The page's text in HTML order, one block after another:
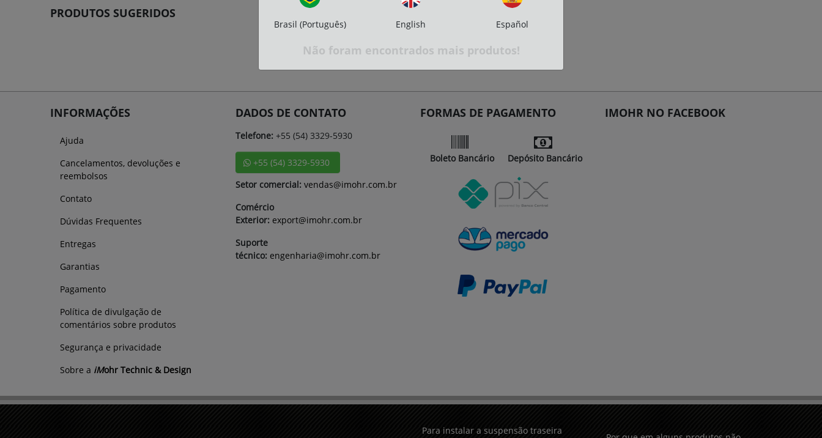
PRODUTOS SUGERIDOS
Não foram encontrados mais produtos!
INFORMAÇÕES
Ajuda
Cancelamentos, devoluções e
reembolsos
Contato
Dúvidas Frequentes
Entregas
Garantias
Pagamento
Política de divulgação de
comentários sobre produtos
Segurança e privacidade
Sobre a iMohr Technic & Design
DADOS DE CONTATO
Telefone: +55 (54) 3329-5930
+55 (54) 3329-5930
Setor comercial: vendas@imohr.com.br
Comércio
Exterior: export@imohr.com.br
Suporte
técnico: engenharia@imohr.com.br
FORMAS DE PAGAMENTO
Boleto Bancário Depósito Bancário
IMOHR NO FACEBOOK
Para instalar a suspensão traseira
Brasil (Português) English Español